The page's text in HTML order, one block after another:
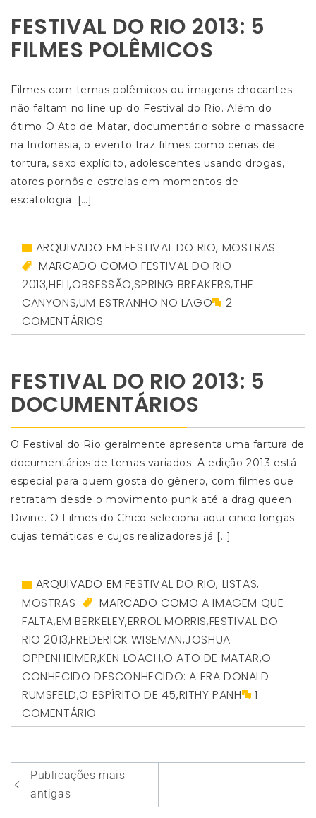
FESTIVAL DO RIO 2013: 5
FILMES POLÊMICOS
Filmes com temas polêmicos ou imagens chocantes
não faltam no line up do Festival do Rio. Além do
ótimo O Ato de Matar, documentário sobre o massacre
na Indonésia, o evento traz filmes como cenas de
tortura, sexo explícito, adolescentes usando drogas,
atores pornôs e estrelas em momentos de
escatologia. […]
ARQUIVADO EMFESTIVAL DO RIO, MOSTRAS
MARCADO COMOFESTIVAL DO RIO
2013,HELI,OBSESSÃO,SPRING BREAKERS,THE
CANYONS,UM ESTRANHO NO LAGO
2
COMENTÁRIOS
FESTIVAL DO RIO 2013: 5
DOCUMENTÁRIOS
O Festival do Rio geralmente apresenta uma fartura de
documentários de temas variados. A edição 2013 está
especial para quem gosta do gênero, com filmes que
retratam desde o movimento punk até a drag queen
Divine. O Filmes do Chico seleciona aqui cinco longas
cujas temáticas e cujos realizadores já […]
ARQUIVADO EMFESTIVAL DO RIO, LISTAS,
MOSTRAS
MARCADO COMOA IMAGEM QUE
FALTA,EM BERKELEY,ERROL MORRIS,FESTIVAL DO
RIO 2013,FREDERICK WISEMAN,JOSHUA
OPPENHEIMER,KEN LOACH,O ATO DE MATAR,O
CONHECIDO DESCONHECIDO: A ERA DONALD
RUMSFELD,O ESPÍRITO DE 45,RITHY PANH
1
COMENTÁRIO
Navegação
por
Publicações mais
antigas